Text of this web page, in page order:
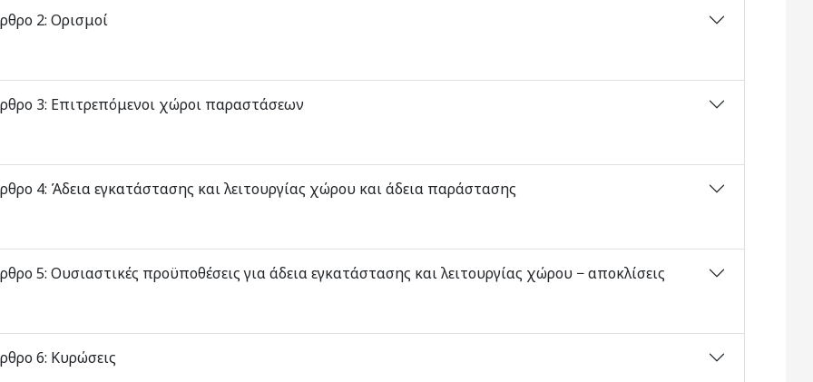
2: Ορισμοί
3: Επιτρεπόμενοι χώροι παραστάσεων
4: Άδεια εγκατάστασης και λειτουργίας χώρου και άδεια παράστασης
5: Ουσιαστικές προϋποθέσεις για άδεια εγκατάστασης και λειτουργίας χώρου − αποκλίσεις
6: Κυρώσεις